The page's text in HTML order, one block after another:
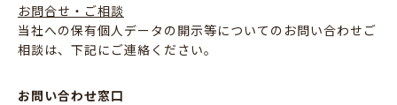
お問合せ・ご相談
当社への保有個人データの開示等についてのお問い合わせご
相談は、下記にご連絡ください。
お問い合わせ窓口